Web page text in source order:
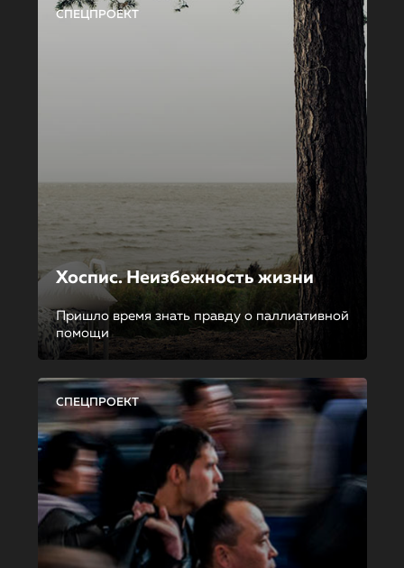
СПЕЦПРОЕКТ
Хоспис. Неизбежность жизни
Пришло время знать правду о паллиативной
помощи
СПЕЦПРОЕКТ